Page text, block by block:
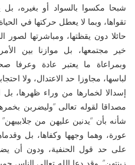
شبحا مكسوا بالسواد أو بغيره،
تقواها، وبما لا يعطل حركتها في
حائلا دون يقظتها، ومباشرتها لصور
خير مجتمعها، بل موازنا بين
وبمراعاة ما يعتبر عادة وعرفا
لباسها، مجاوزا حد الاعتدال، ولا
إسدالا لخمارها من وراء ظهرها، بل
مصداقا لقوله تعالى “وليضربن
شأنه بأن “يدنين عليهن من جلابيبهن”
عورة، وهما وجهها وكفاها، بل
على حد قول الحنفية، ودون أن